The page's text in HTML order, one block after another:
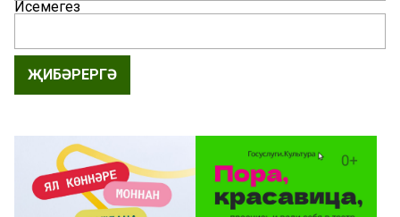
Исемегез
ҖИБӘРЕРГӘ